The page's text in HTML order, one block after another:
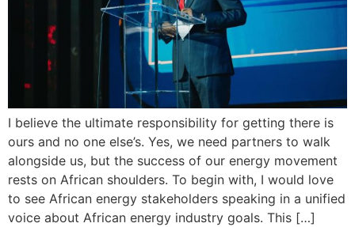
I believe the ultimate responsibility for getting there is
ours and no one else’s. Yes, we need partners to walk
alongside us, but the success of our energy movement
rests on African shoulders. To begin with, I would love
to see African energy stakeholders speaking in a unified
voice about African energy industry goals. This […]